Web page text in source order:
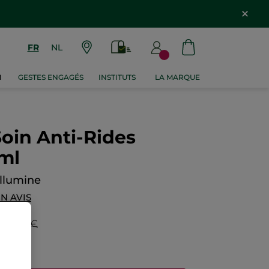
FR NL
GESTES ENGAGÉS INSTITUTS LA MARQUE
Anti-Rides
AVIS
99,80 €